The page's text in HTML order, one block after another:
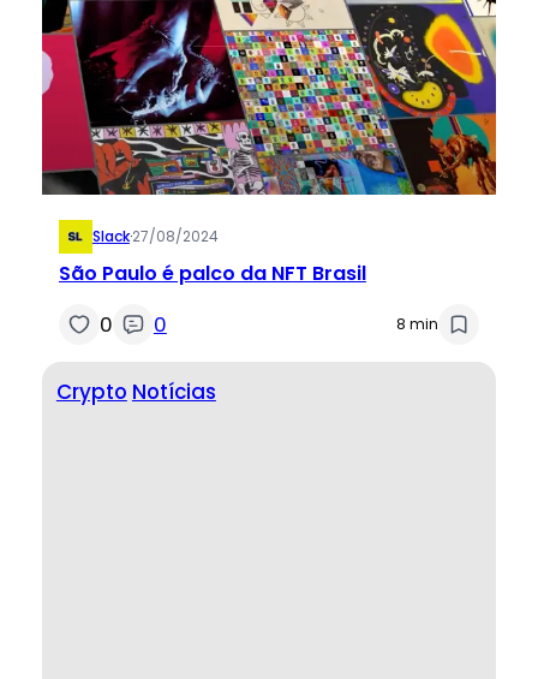
Slack·27/08/2024
São Paulo é palco da NFT Brasil
0 0 8 min
Crypto Notícias